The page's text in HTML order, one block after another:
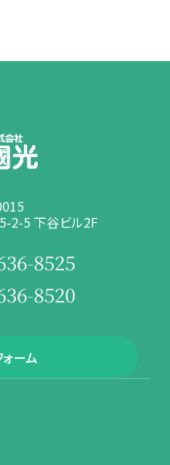
2-5 下谷ビル2F
8525
8520
ーム